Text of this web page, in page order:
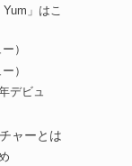
」はこ
）
）
デビュ
ャーとは